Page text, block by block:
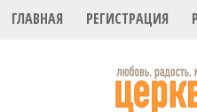
ГЛАВНАЯ РЕГИСТРАЦИЯ